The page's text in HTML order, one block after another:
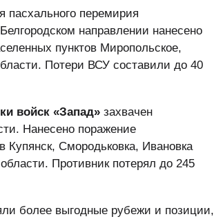
пасхального перемирия
направлении нанесено
пунктов Миропольское,
Потери ВСУ составили до 40
войск «Запад» захвачен
Нанесено поражение
Смородьковка, Ивановка
Противник потерял до 245
более выгодные рубежи и позиции,